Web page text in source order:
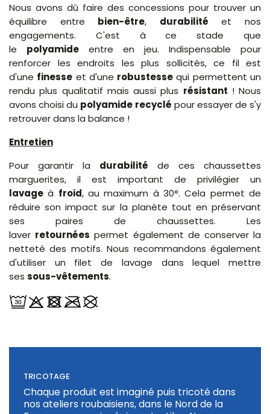
Nous avons dû faire des concessions pour trouver un
équilibre entre bien-être, durabilité et nos
engagements. C'est à ce stade que
le polyamide entre en jeu. Indispensable pour
renforcer les endroits les plus sollicités, ce fil est
d'une finesse et d'une robustesse qui permettent un
rendu plus qualitatif mais aussi plus résistant ! Nous
avons choisi du polyamide recyclé pour essayer de s'y
retrouver dans la balance !
Entretien
Pour garantir la durabilité de ces chaussettes
marguerites, il est important de privilégier un
lavage à froid, au maximum à 30°. Cela permet de
réduire son impact sur la planète tout en préservant
ses paires de chaussettes. Les
laver retournées permet également de conserver la
netteté des motifs. Nous recommandons également
d'utiliser un filet de lavage dans lequel mettre
ses sous-vêtements.
TRICOTAGE
Chaque produit est imaginé puis tricoté dans
nos ateliers roubaisiens, dans le Nord de la